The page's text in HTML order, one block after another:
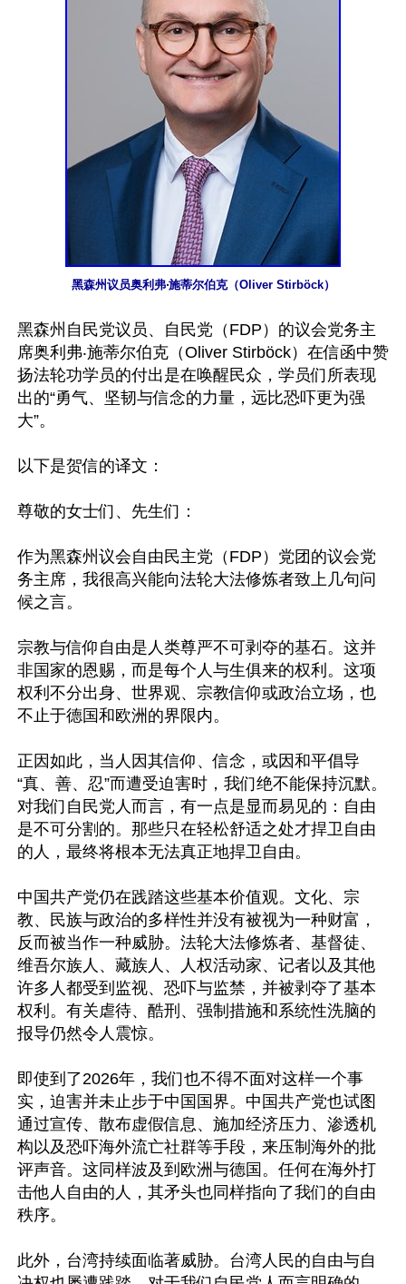
黑森州议员奥利弗‧施蒂尔伯克（Oliver Stirböck）
黑森州自民党议员、自民党（FDP）的议会党务主
席奥利弗‧施蒂尔伯克（Oliver Stirböck）在信函中赞
扬法轮功学员的付出是在唤醒民众，学员们所表现
出的“勇气、坚韧与信念的力量，远比恐吓更为强
大”。
以下是贺信的译文：
尊敬的女士们、先生们：
作为黑森州议会自由民主党（FDP）党团的议会党
务主席，我很高兴能向法轮大法修炼者致上几句问
候之言。
宗教与信仰自由是人类尊严不可剥夺的基石。这并
非国家的恩赐，而是每个人与生俱来的权利。这项
权利不分出身、世界观、宗教信仰或政治立场，也
不止于德国和欧洲的界限内。
正因如此，当人因其信仰、信念，或因和平倡导
“真、善、忍”而遭受迫害时，我们绝不能保持沉默。
对我们自民党人而言，有一点是显而易见的：自由
是不可分割的。那些只在轻松舒适之处才捍卫自由
的人，最终将根本无法真正地捍卫自由。
中国共产党仍在践踏这些基本价值观。文化、宗
教、民族与政治的多样性并没有被视为一种财富，
反而被当作一种威胁。法轮大法修炼者、基督徒、
维吾尔族人、藏族人、人权活动家、记者以及其他
许多人都受到监视、恐吓与监禁，并被剥夺了基本
权利。有关虐待、酷刑、强制措施和系统性洗脑的
报导仍然令人震惊。
即使到了2026年，我们也不得不面对这样一个事
实，迫害并未止步于中国国界。中国共产党也试图
通过宣传、散布虚假信息、施加经济压力、渗透机
构以及恐吓海外流亡社群等手段，来压制海外的批
评声音。这同样波及到欧洲与德国。任何在海外打
击他人自由的人，其矛头也同样指向了我们的自由
秩序。
此外，台湾持续面临著威胁。台湾人民的自由与自